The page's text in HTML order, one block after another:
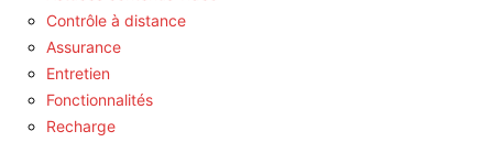
Contrôle à distance
Assurance
Entretien
Fonctionnalités
Recharge